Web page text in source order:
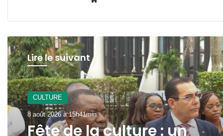
Lire le suivant
CULTURE
8 août 2026 à 15h41min
Santé
8 août 2026 à 15h16min